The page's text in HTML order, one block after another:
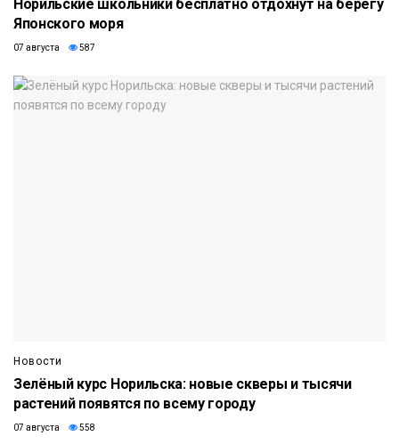
Норильские школьники бесплатно отдохнут на берегу
Японского моря
07 августа 587
Новости
Зелёный курс Норильска: новые скверы и тысячи
растений появятся по всему городу
07 августа 558